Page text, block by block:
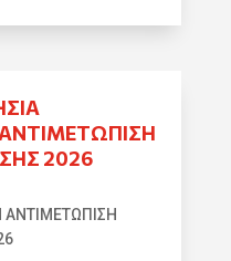
2026
ΑΝΤΙΜΕΤΩΠΙΣΗ